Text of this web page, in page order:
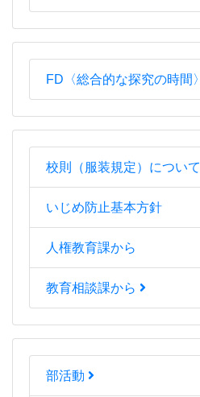
FD〈総合的な探究の時間〉
校則（服装規定）について
いじめ防止基本方針
人権教育課から
教育相談課から
部活動